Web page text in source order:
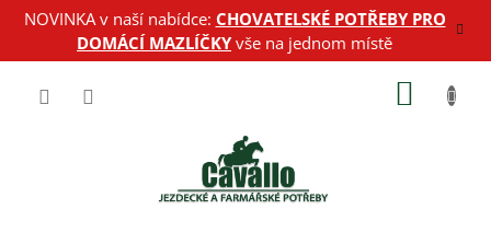
PřejítNOVINKA v naší nabídce: CHOVATELSKÉ POTŘEBY PRO
DOMÁCÍ MAZLÍČKYvše na jednom místě